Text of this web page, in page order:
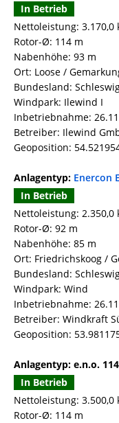
In Betrieb
Nettoleistung: 3.170,0
Rotor-Ø: 114 m
Nabenhöhe: 93 m
Ort: Loose /
Bundesland:
Windpark: Ilewind I
Inbetriebnahme:
Betreiber: Ilewind
Geoposition:
Anlagentyp: Enercon
In Betrieb
Nettoleistung: 2.350,0
Rotor-Ø: 92 m
Nabenhöhe: 85 m
Ort: Friedrichskoog /
Bundesland:
Windpark: Wind
Inbetriebnahme:
Betreiber: Windkraft
Geoposition:
Anlagentyp: e.n.o.
In Betrieb
Nettoleistung: 3.500,0
Rotor-Ø: 114 m